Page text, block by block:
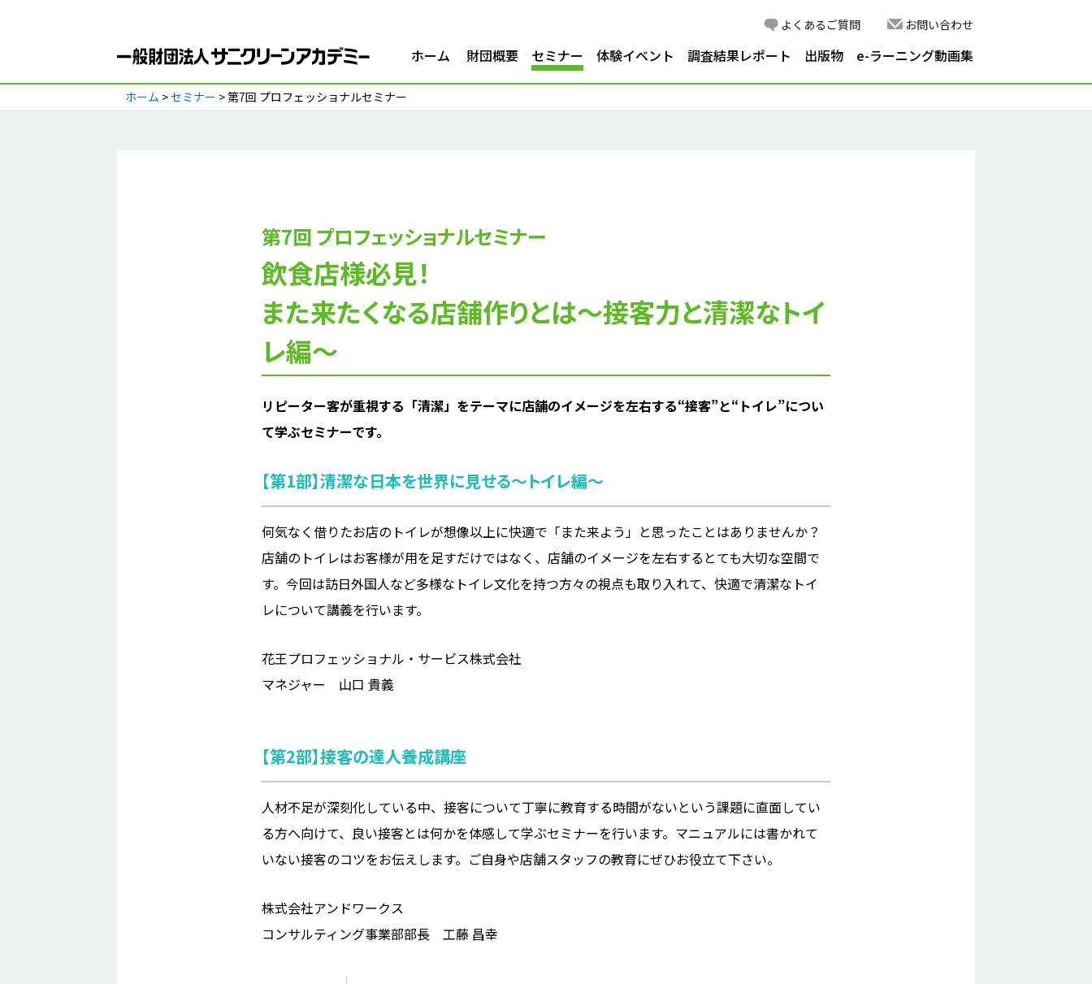
ホーム 財団概要 セミナー 体験イベント 調査結果レポート 出版物 e-ラーニング動画集
よくあるご質問 お問い合わせ
ホーム >セミナー > 第7回 プロフェッショナルセミナー
第7回 プロフェッショナルセミナー
飲食店様必見！
また来たくなる店舗作りとは～接客力と清潔なトイ
レ編～
リピーター客が重視する「清潔」をテーマに店舗のイメージを左右する“接客”と“トイレ”につい
て学ぶセミナーです。
【第1部】清潔な日本を世界に見せる～トイレ編〜
何気なく借りたお店のトイレが想像以上に快適で「また来よう」と思ったことはありませんか？
店舗のトイレはお客様が用を足すだけではなく、店舗のイメージを左右するとても大切な空間で
す。今回は訪日外国人など多様なトイレ文化を持つ方々の視点も取り入れて、快適で清潔なトイ
レについて講義を行います。
花王プロフェッショナル・サービス株式会社
マネジャー 山口 貴義
【第2部】接客の達人養成講座
人材不足が深刻化している中、接客について丁寧に教育する時間がないという課題に直面してい
る方へ向けて、良い接客とは何かを体感して学ぶセミナーを行います。マニュアルには書かれて
いない接客のコツをお伝えします。ご自身や店舗スタッフの教育にぜひお役立て下さい。
株式会社アンドワークス
コンサルティング事業部部長 工藤 昌幸